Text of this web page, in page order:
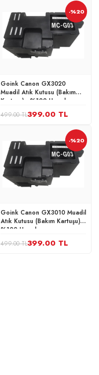
-%20
Goink Canon GX3020
Muadil Atık Kutusu (Bakım
Kartuşu) - %100 Uyumlu
499.00 TL399.00 TL
-%20
Goink Canon GX3010 Muadil
Atık Kutusu (Bakım Kartuşu) -
%100 Uyumlu
499.00 TL399.00 TL